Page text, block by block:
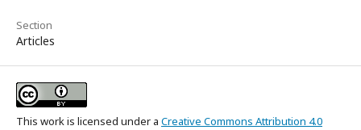
Section
Articles
This work is licensed under a Creative Commons Attribution 4.0